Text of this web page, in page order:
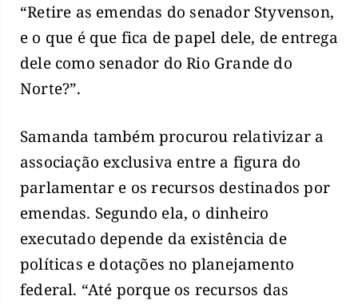
“Retire as emendas do senador Styvenson,
e o que é que fica de papel dele, de entrega
dele como senador do Rio Grande do
Norte?”.
Samanda também procurou relativizar a
associação exclusiva entre a figura do
parlamentar e os recursos destinados por
emendas. Segundo ela, o dinheiro
executado depende da existência de
políticas e dotações no planejamento
federal. “Até porque os recursos das